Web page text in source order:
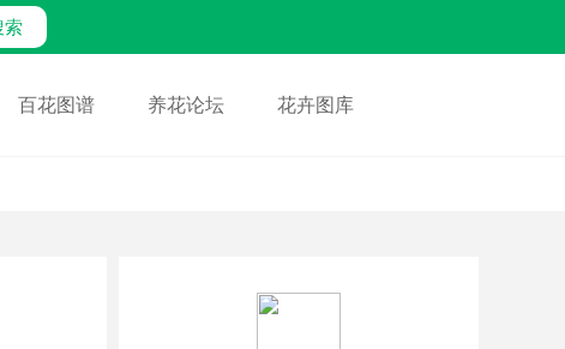
百花图谱 养花论坛 花卉图库